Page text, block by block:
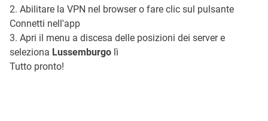
2. Abilitare la VPN nel browser o fare clic sul pulsante
Connetti nell'app
3. Apri il menu a discesa delle posizioni dei server e
seleziona Lussemburgo lì
Tutto pronto!